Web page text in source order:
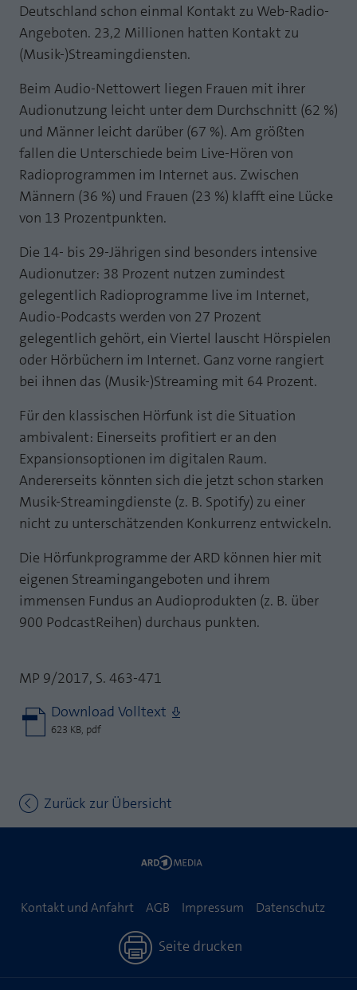
Deutschland schon einmal Kontakt zu Web-Radio-
Angeboten. 23,2 Millionen hatten Kontakt zu
(Musik-)Streamingdiensten.
Beim Audio-Nettowert liegen Frauen mit ihrer
Audionutzung leicht unter dem Durchschnitt (62 %)
und Männer leicht darüber (67 %). Am größten
fallen die Unterschiede beim Live-Hören von
Radioprogrammen im Internet aus. Zwischen
Männern (36 %) und Frauen (23 %) klafft eine Lücke
von 13 Prozentpunkten.
Die 14- bis 29-Jährigen sind besonders intensive
Audionutzer: 38 Prozent nutzen zumindest
gelegentlich Radioprogramme live im Internet,
Audio-Podcasts werden von 27 Prozent
gelegentlich gehört, ein Viertel lauscht Hörspielen
oder Hörbüchern im Internet. Ganz vorne rangiert
bei ihnen das (Musik-)Streaming mit 64 Prozent.
Für den klassischen Hörfunk ist die Situation
ambivalent: Einerseits profitiert er an den
Expansionsoptionen im digitalen Raum.
Andererseits könnten sich die jetzt schon starken
Musik-Streamingdienste (z. B. Spotify) zu einer
nicht zu unterschätzenden Konkurrenz entwickeln.
Die Hörfunkprogramme der ARD können hier mit
eigenen Streamingangeboten und ihrem
immensen Fundus an Audioprodukten (z. B. über
900 PodcastReihen) durchaus punkten.
MP 9/2017, S. 463-471
Download Volltext
623 KB, pdf
Zurück zur Übersicht
Kontakt und Anfahrt AGB Impressum Datenschutz
Seite drucken